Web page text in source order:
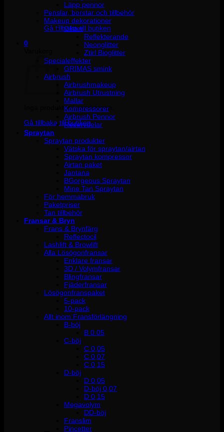
Inga produkter i varukorgen.
Gå tillbaka till butiken
0
Inga produkter i varukorgen.
Gå tillbaka till butiken
Läpp pennor
Penslar, borstar och tillbehör
Makeup dekorationer
Glitter
Reflekterande
Neonglitter
Ztirl Bioglitter
Specialeffekter
GRIMAS smink
Airbrush
Airbrushmakeup
Airbrush Utrustning
Mallar
Kompressorer
Airbrush Pennor
Reservdelar
Spraytan
Spraytan produkter
Vätska för spraytan/airtan
Spraytan kompressor
Airtan paket
Jantana
BGorgeous Spraytan
Mine Tan Spraytan
För hemmabruk
Paketpriser
Tan tillbehör
Fransar & Bryn
Frans & Brynfärg
Reflectocil
Lashlift & Browlift
Alla Lösögonfransar
Enklare fransar
3D / Volymfransar
Blingfransar
Fjäderfransar
Lösögonfranspaket
5-pack
10-pack
Allt inom Fransförlängning
B-böj
B 0.05
C-böj
C 0,05
C 0,07
C 0,15
D-böj
D 0,05
D-böj 0,07
D 0,15
Megavolym
DD-böj
Franslim
Pincetter